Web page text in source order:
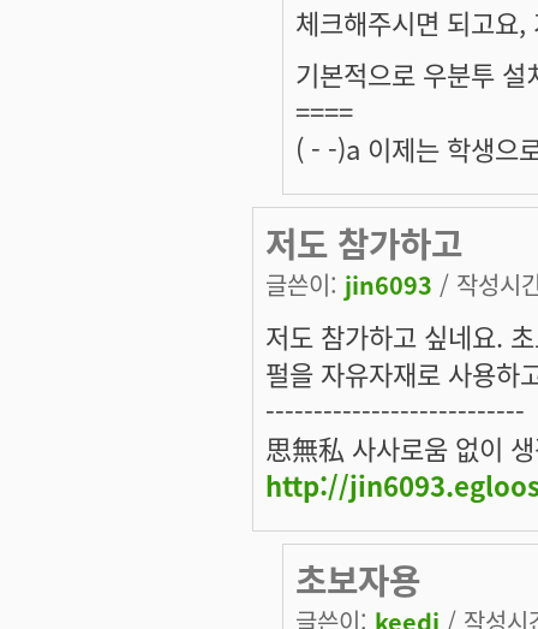
체크해주시면 되고요
기본적으로 우분투
====
( - -)a 이제는 학생으
저도 참가하고
글쓴이: jin6093 / 작성시
저도 참가하고 싶네요.
펄을 자유자재로 사용하
---------------------------
思無私 사사로움 없이
http://
초보자용
글쓴이: keedi / 작성